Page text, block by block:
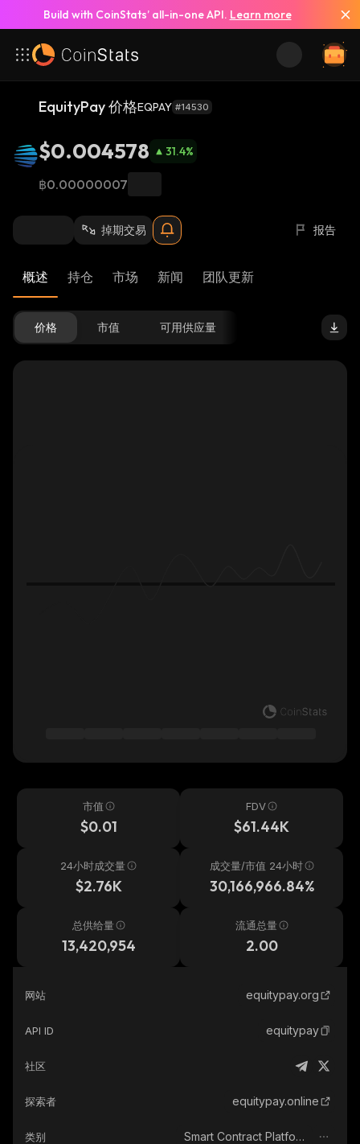
Build with CoinStats’ all-in-one API. Learn more
EquityPay 价格EQPAY #14530
$0.004578 31.4%
฿0.00000007
掉期交易 报告
概述 持仓 市场 新闻 团队更新
价格 市值 可用供应量
市值
$0.01
FDV
$61.44K
24小时成交量
$2.76K
成交量/市值 24小时
30,166,966.84%
总供给量
13,420,954
流通总量
2.00
网站 equitypay.org
API ID equitypay
社区
探索者 equitypay.online
类别 Smart Contract Platform